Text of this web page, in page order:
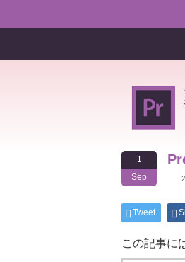
1
Sep
Tweet
この記事に